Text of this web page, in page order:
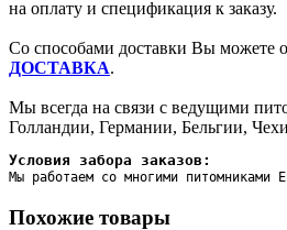
на оплату и спецификация к заказу.
Со способами доставки Вы можете
ДОСТАВКА.
Мы всегда на связи с ведущими
Голландии, Германии, Бельгии,
Условия забора заказов:
Мы работаем со многими
Похожие товары